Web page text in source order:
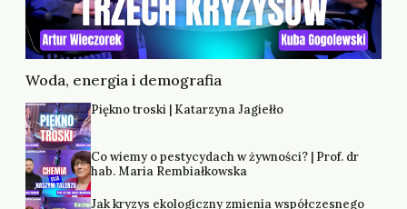
Woda, energia i demografia
Piękno troski | Katarzyna Jagiełło
Co wiemy o pestycydach w żywności? | Prof. dr
hab. Maria Rembiałkowska
Jak kryzys ekologiczny zmienia współczesnego